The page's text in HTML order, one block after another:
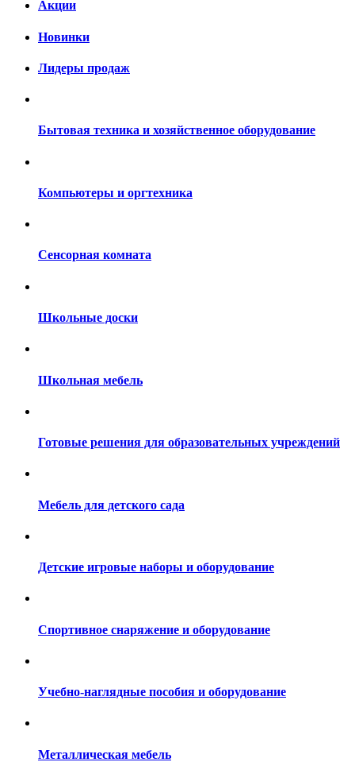
Акции
Новинки
Лидеры продаж
Бытовая техника и хозяйственное оборудование
Компьютеры и оргтехника
Сенсорная комната
Школьные доски
Школьная мебель
Готовые решения для образовательных учреждений
Мебель для детского сада
Детские игровые наборы и оборудование
Спортивное снаряжение и оборудование
Учебно-наглядные пособия и оборудование
Металлическая мебель